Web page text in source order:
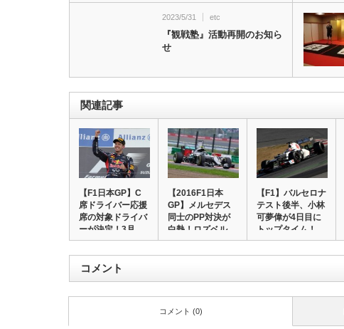
2023/5/31 etc
『観戦塾』活動再開のお知ら
せ
関連記事
【F1日本GP】C
席ドライバー応援
席の対象ドライバ
ーが決定！3月…
【2016F1日本
GP】メルセデス
同士のPP対決が
白熱！ロズベル…
【F1】バルセロナ
テスト後半、小林
可夢偉が4日目に
トップタイム！…
コメント
コメント (0)